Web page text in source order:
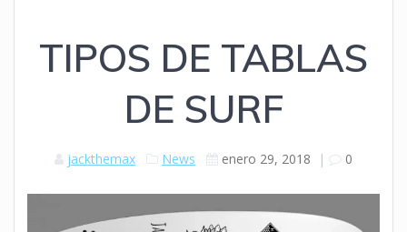
TIPOS DE TABLAS
DE SURF
jackthemax News enero 29, 2018 | 0